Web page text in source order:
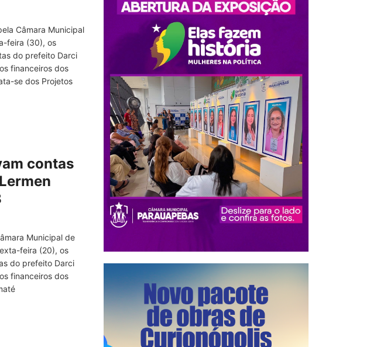
Câmara Municipal
feira (30), os
do prefeito Darci
financeiros dos
se dos Projetos
contas
Municipal de
feira (20), os
do prefeito Darci
financeiros dos